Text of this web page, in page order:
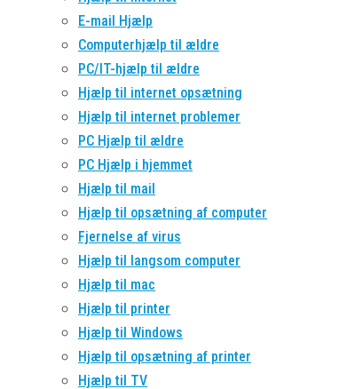
E-mail Hjælp
Computerhjælp til ældre
PC/IT-hjælp til ældre
Hjælp til internet opsætning
Hjælp til internet problemer
PC Hjælp til ældre
PC Hjælp i hjemmet
Hjælp til mail
Hjælp til opsætning af computer
Fjernelse af virus
Hjælp til langsom computer
Hjælp til mac
Hjælp til printer
Hjælp til Windows
Hjælp til opsætning af printer
Hjælp til TV